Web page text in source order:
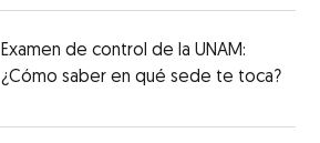
Examen de control de la UNAM:
¿Cómo saber en qué sede te toca?